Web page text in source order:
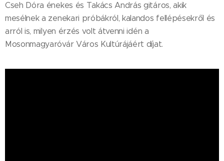
Cseh Dóra énekes és Takács András gitáros, akik
mesélnek a zenekari próbákról, kalandos fellépésekről és
arról is, milyen érzés volt átvenni idén a
Mosonmagyaróvár Város Kultúrájáért díjat.